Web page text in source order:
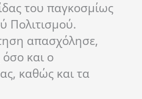
του παγκοσμίως
Πολιτισμού.
απασχόλησε,
όσο και ο
καθώς και τα